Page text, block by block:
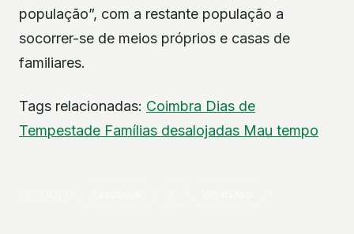
população”, com a restante população a
socorrer-se de meios próprios e casas de
familiares.
Tags relacionadas: Coimbra Dias de
Tempestade Famílias desalojadas Mau tempo